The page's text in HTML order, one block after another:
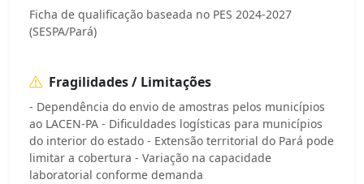
Ficha de qualificação baseada no PES 2024-2027
(SESPA/Pará)
Fragilidades / Limitações
- Dependência do envio de amostras pelos municípios
ao LACEN-PA - Dificuldades logísticas para municípios
do interior do estado - Extensão territorial do Pará pode
limitar a cobertura - Variação na capacidade
laboratorial conforme demanda